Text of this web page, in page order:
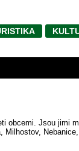
obcemi. Jsou jimi
Milhostov,